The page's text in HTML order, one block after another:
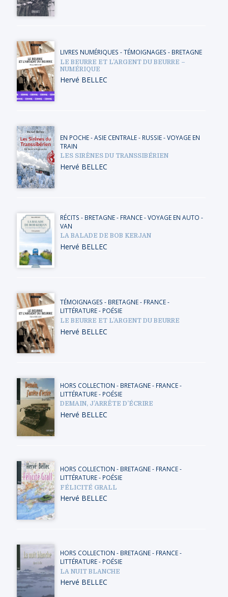
LIVRES NUMÉRIQUES -TÉMOIGNAGES - BRETAGNE
LE BEURRE ET L’ARGENT DU BEURRE –
NUMÉRIQUE
Hervé BELLEC
EN POCHE-ASIE CENTRALE- RUSSIE-VOYAGE EN
TRAIN
LES SIRÈNES DU TRANSSIBÉRIEN
Hervé BELLEC
RÉCITS - BRETAGNE- FRANCE-VOYAGE EN AUTO -
VAN
LA BALADE DE BOB KERJAN
Hervé BELLEC
TÉMOIGNAGES - BRETAGNE- FRANCE-
LITTÉRATURE - POÉSIE
LE BEURRE ET L’ARGENT DU BEURRE
Hervé BELLEC
HORS COLLECTION - BRETAGNE- FRANCE-
LITTÉRATURE - POÉSIE
DEMAIN, J’ARRÊTE D’ÉCRIRE
Hervé BELLEC
HORS COLLECTION - BRETAGNE- FRANCE-
LITTÉRATURE - POÉSIE
FÉLICITÉ GRALL
Hervé BELLEC
HORS COLLECTION - BRETAGNE- FRANCE-
LITTÉRATURE - POÉSIE
LA NUIT BLANCHE
Hervé BELLEC